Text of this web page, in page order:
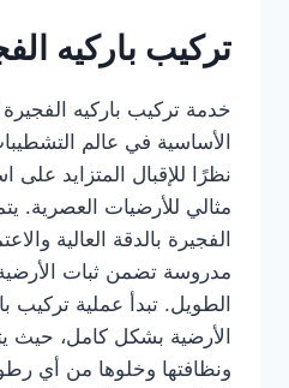
تركيب باركيه
خدمة تركيب باركيه
الأساسية في عالم
نظرًا للإقبال المتزايد على
مثالي للأرضيات العصرية.
الفجيرة بالدقة العالية
مدروسة تضمن ثبات
الطويل. تبدأ عملية تركيب
الأرضية بشكل كامل، حيث
ونظافتها وخلوها من أي